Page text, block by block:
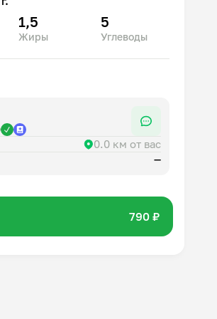
1,5
Жиры
5
Углеводы
0.0 км от вас
—
790 ₽